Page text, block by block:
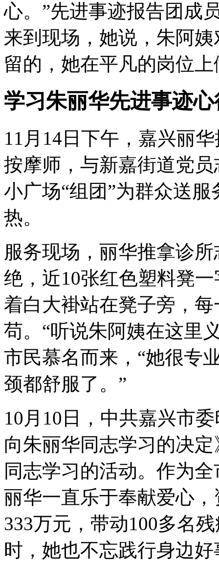
心。”先进事迹报告团成
来到现场，她说，朱阿
留的，她在平凡的岗位
学习朱丽华先进事迹
11月14日下午，嘉兴丽
按摩师，与新嘉街道党
小广场“组团”为群众送
热。
服务现场，丽华推拿诊
绝，近10张红色塑料凳
着白大褂站在凳子旁，
苟。“听说朱阿姨在这里
市民慕名而来，“她很专
颈都舒服了。”
10月10日，中共嘉兴市
向朱丽华同志学习的决
同志学习的活动。作为
丽华一直乐于奉献爱心
333万元，带动100多名
时，她也不忘践行身边